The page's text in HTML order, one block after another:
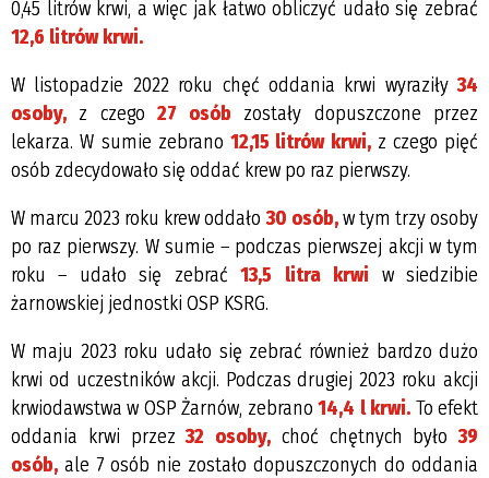
0,45 litrów krwi, a więc jak łatwo obliczyć udało się zebrać
12,6 litrów krwi.
W listopadzie 2022 roku chęć oddania krwi wyraziły34
osoby, z czego 27 osób zostały dopuszczone przez
lekarza. W sumie zebrano 12,15 litrów krwi, z czego pięć
osób zdecydowało się oddać krew po raz pierwszy.
W marcu 2023 roku krew oddało30 osób,w tym trzy osoby
po raz pierwszy. W sumie – podczas pierwszej akcji w tym
roku – udało się zebrać13,5 litra krwi w siedzibie
żarnowskiej jednostki OSP KSRG.
W maju 2023 roku udało się zebrać również bardzo dużo
krwi od uczestników akcji. Podczas drugiej 2023 roku akcji
krwiodawstwa w OSP Żarnów, zebrano14,4 l krwi. To efekt
oddania krwi przez32 osoby, choć chętnych było39
osób, ale 7 osób nie zostało dopuszczonych do oddania